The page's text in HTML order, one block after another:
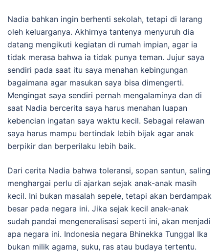
Nadia bahkan ingin berhenti sekolah, tetapi di larang
oleh keluarganya. Akhirnya tantenya menyuruh dia
datang mengikuti kegiatan di rumah impian, agar ia
tidak merasa bahwa ia tidak punya teman. Jujur saya
sendiri pada saat itu saya menahan kebingungan
bagaimana agar masukan saya bisa dimengerti.
Mengingat saya sendiri pernah mengalaminya dan di
saat Nadia bercerita saya harus menahan luapan
kebencian ingatan saya waktu kecil. Sebagai relawan
saya harus mampu bertindak lebih bijak agar anak
berpikir dan berperilaku lebih baik.
Dari cerita Nadia bahwa toleransi, sopan santun, saling
menghargai perlu di ajarkan sejak anak-anak masih
kecil. Ini bukan masalah sepele, tetapi akan berdampak
besar pada negara ini. Jika sejak kecil anak-anak
sudah pandai mengeneralisasi seperti ini, akan menjadi
apa negara ini. Indonesia negara Bhinekka Tunggal Ika
bukan milik agama, suku, ras atau budaya tertentu.